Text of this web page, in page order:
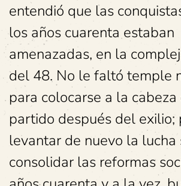
entendió que las
los años cuarenta estaban
amenazadas, en la
del 48. No le faltó temple
para colocarse a la cabeza
partido después del exilio;
levantar de nuevo la lucha
consolidar las reformas